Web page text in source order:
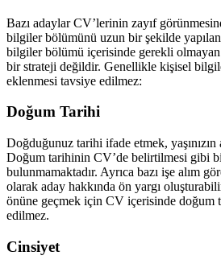
Bazı adaylar CV’lerinin zayıf
bilgiler bölümünü uzun bir şekilde
bilgiler bölümü içerisinde gerekli
bir strateji değildir. Genellikle kişisel
eklenmesi tavsiye edilmez:
Doğum Tarihi
Doğduğunuz tarihi ifade etmek, yaşınızın
Doğum tarihinin CV’de belirtilmesi gibi
bulunmamaktadır. Ayrıca bazı işe alım
olarak aday hakkında ön yargı
önüne geçmek için CV içerisinde doğum
edilmez.
Cinsiyet